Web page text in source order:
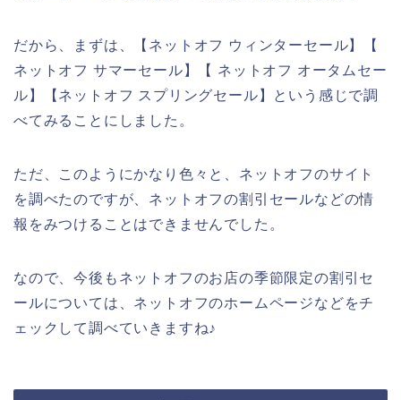
だから、まずは、【ネットオフ ウィンターセール】【
ネットオフ サマーセール】【 ネットオフ オータムセー
ル】【ネットオフ スプリングセール】という感じで調
べてみることにしました。
ただ、このようにかなり色々と、ネットオフのサイト
を調べたのですが、ネットオフの割引セールなどの情
報をみつけることはできませんでした。
なので、今後もネットオフのお店の季節限定の割引セ
ールについては、ネットオフのホームページなどをチ
ェックして調べていきますね♪